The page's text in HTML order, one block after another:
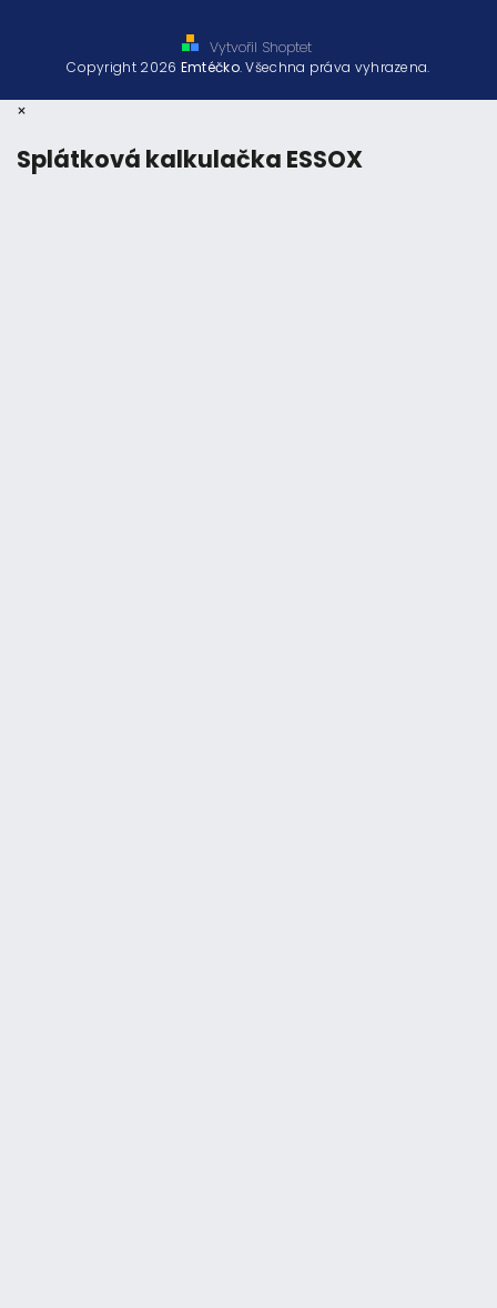
Vytvořil Shoptet
Copyright 2026 Emtéčko. Všechna práva vyhrazena.
×
Splátková kalkulačka ESSOX